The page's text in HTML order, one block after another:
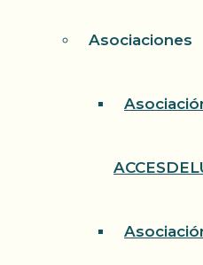
Asociaciones